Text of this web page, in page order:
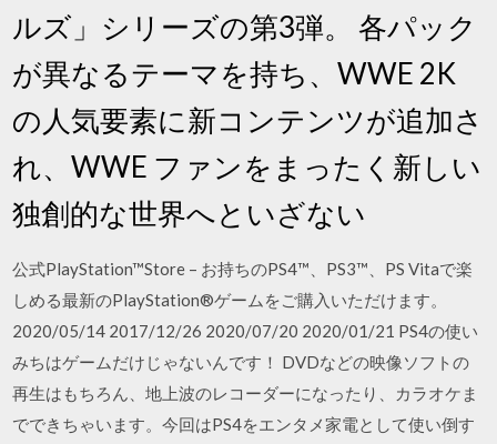
ルズ」シリーズの第3弾。 各パック
が異なるテーマを持ち、WWE 2K
の人気要素に新コンテンツが追加さ
れ、WWE ファンをまったく新しい
独創的な世界へといざない
公式PlayStation™Store – お持ちのPS4™、PS3™、PS Vitaで楽
しめる最新のPlayStation®ゲームをご購入いただけます。
2020/05/14 2017/12/26 2020/07/20 2020/01/21 PS4の使い
みちはゲームだけじゃないんです！ DVDなどの映像ソフトの
再生はもちろん、地上波のレコーダーになったり、カラオケま
でできちゃいます。今回はPS4をエンタメ家電として使い倒す